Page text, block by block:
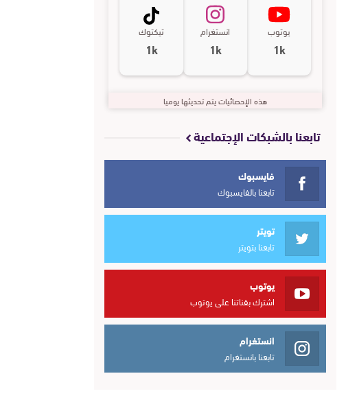
يوتوب
1k
انستغرام
1k
تيكتوك
1k
هذه الإحصائيات يتم تحديثها يوميا
تابعنا بالشبكات الإجتماعية
فايسبوك
تابعنا بالفايسبوك
تويتر
تابعنا بتويتر
يوتوب
اشترك بقناتنا على يوتوب
انستغرام
تابعنا بانستغرام